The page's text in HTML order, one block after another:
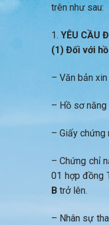
trên như sau:
YÊU CẦU
(1) Đối với
– Văn bản
– Hồ sơ
– Giấy chứng
– Chứng chỉ
01 hợp đồng
B trở lên.
– Nhân sự